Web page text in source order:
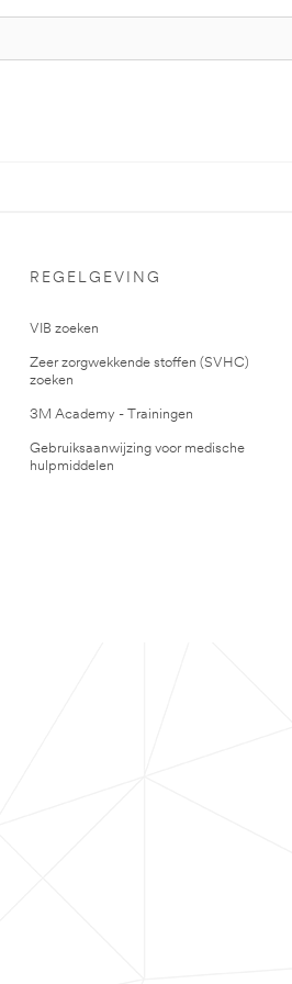
REGELGEVING
VIB zoeken
Zeer zorgwekkende stoffen (SVHC)
zoeken
3M Academy - Trainingen
Gebruiksaanwijzing voor medische
hulpmiddelen